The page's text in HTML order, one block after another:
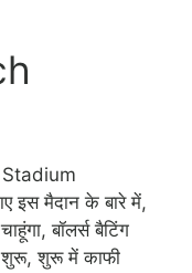
इस मैदान के बारे में,
बॉलर्स बैटिंग
शुरू, शुरू में काफी